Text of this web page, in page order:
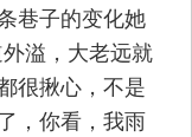
巷子的变化她
溢，大老远就
很揪心，不是
，你看，我雨